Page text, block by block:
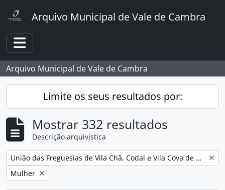
Arquivo Municipal de Vale de Cambra
Toggle navigation
Arquivo Municipal de Vale de Cambra
Limite os seus resultados por:
Mostrar 332 resultados
Descrição arquivística
Remover filtro:
União das Freguesias de Vila Chã, Codal e Vila Cova de Perrinho
Remover filtro:
Mulher